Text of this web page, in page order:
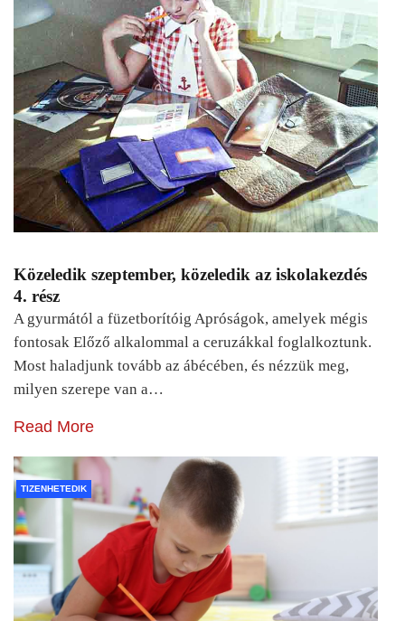
Közeledik szeptember, közeledik az iskolakezdés
4. rész
A gyurmától a füzetborítóig Apróságok, amelyek mégis
fontosak Előző alkalommal a ceruzákkal foglalkoztunk.
Most haladjunk tovább az ábécében, és nézzük meg,
milyen szerepe van a…
Read More
TIZENHETEDIK